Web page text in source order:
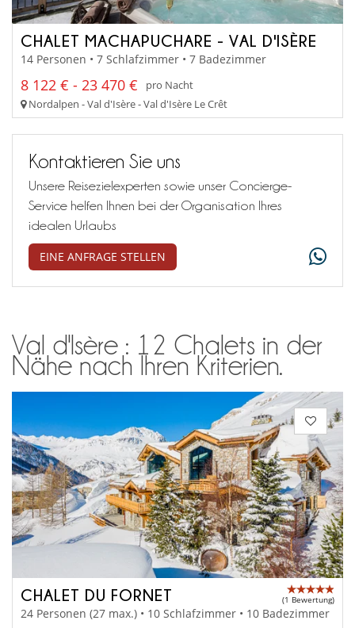
CHALET MACHAPUCHARE - VAL D'ISÈRE
14 Personen • 7 Schlafzimmer • 7 Badezimmer
8 122 € - 23 470 €
pro Nacht
Nordalpen - Val d'Isère - Val d'Isère Le Crêt
Kontaktieren Sie uns
Unsere Reisezielexperten sowie unser Concierge-
Service helfen Ihnen bei der Organisation Ihres
idealen Urlaubs
EINE ANFRAGE STELLEN
Val d'Isère : 12 Chalets in der
Nähe nach Ihren Kriterien.
CHALET DU FORNET (1 Bewertung)
24 Personen (27 max.) • 10 Schlafzimmer • 10 Badezimmer